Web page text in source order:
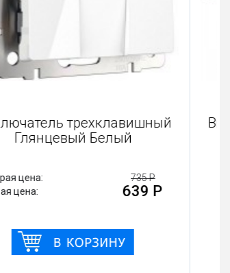
Выключатель трехклавишный
Глянцевый Белый
Старая цена:
Новая цена:
639 Р